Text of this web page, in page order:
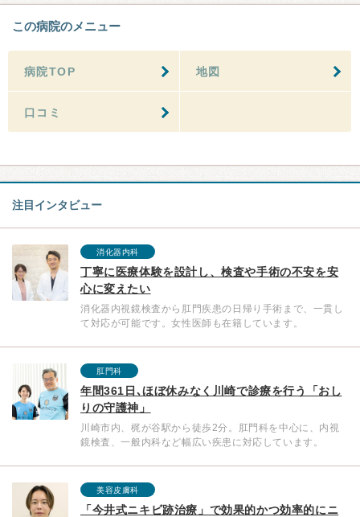
この病院のメニュー
病院TOP 地図
口コミ
注目インタビュー
消化器内科
丁寧に医療体験を設計し、検査や手術の不安を安
心に変えたい
消化器内視鏡検査から肛門疾患の日帰り手術まで、一貫し
て対応が可能です。女性医師も在籍しています。
肛門科
年間361日､ほぼ休みなく川崎で診療を行う「おし
りの守護神」
川崎市内、梶が谷駅から徒歩2分。肛門科を中心に、内視
鏡検査、一般内科など幅広い疾患に対応しています。
美容皮膚科
「今井式ニキビ跡治療」で効果的かつ効率的にニ